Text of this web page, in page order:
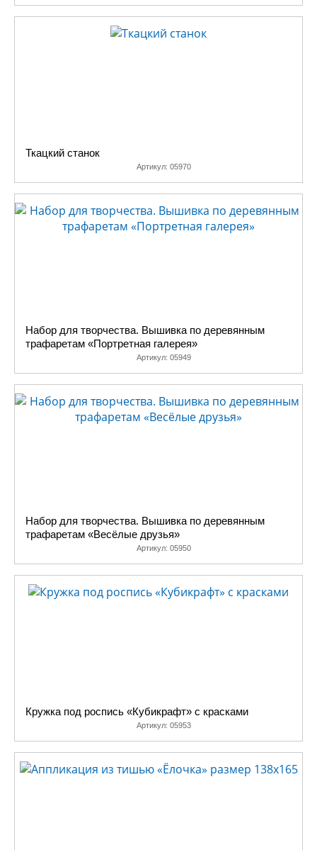
Ткацкий станок
Артикул: 05970
Набор для творчества. Вышивка по деревянным
трафаретам «Портретная галерея»
Артикул: 05949
Набор для творчества. Вышивка по деревянным
трафаретам «Весёлые друзья»
Артикул: 05950
Кружка под роспись «Кубикрафт» с красками
Артикул: 05953